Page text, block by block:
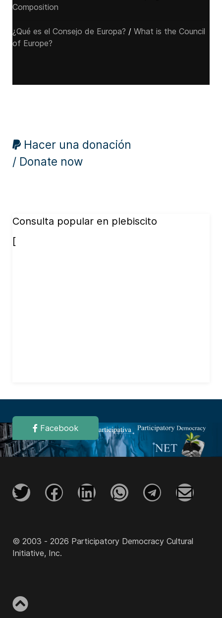
Composition
¿Qué es el Consejo de Europa? / What is the Council
of Europe?
Hacer una donación
/ Donate now
Consulta popular en plebiscito
[
Facebook
© 2003 - 2026 Participatory Democracy Cultural
Initiative, Inc.